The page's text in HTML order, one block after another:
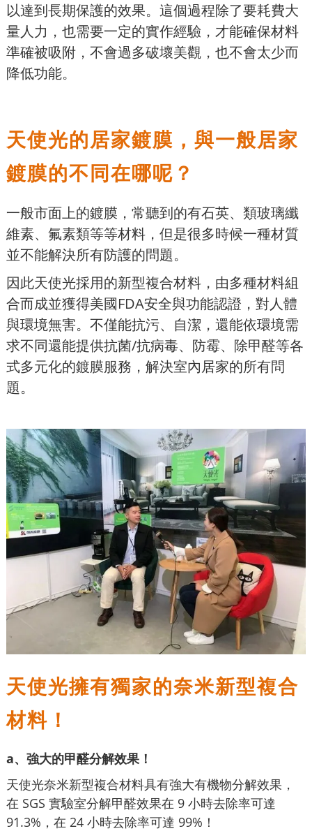
以達到長期保護的效果。這個過程除了要耗費大
量人力，也需要一定的實作經驗，才能確保材料
準確被吸附，不會過多破壞美觀，也不會太少而
降低功能。
天使光的居家鍍膜，與一般居家
鍍膜的不同在哪呢？
一般市面上的鍍膜，常聽到的有石英、類玻璃纖
維素、氟素類等等材料，但是很多時候一種材質
並不能解決所有防護的問題。
因此天使光採用的新型複合材料，由多種材料組
合而成並獲得美國FDA安全與功能認證，對人體
與環境無害。不僅能抗污、自潔，還能依環境需
求不同還能提供抗菌/抗病毒、防霉、除甲醛等各
式多元化的鍍膜服務，解決室內居家的所有問
題。
天使光擁有獨家的奈米新型複合
材料！
a、強大的甲醛分解效果！
天使光奈米新型複合材料具有強大有機物分解效果，
在 SGS 實驗室分解甲醛效果在 9 小時去除率可達
91.3%，在 24 小時去除率可達 99%！